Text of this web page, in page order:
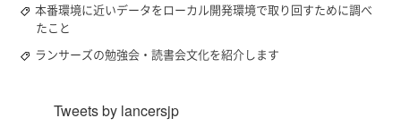
本番環境に近いデータをローカル開発環境で取り回すために調べ
たこと
ランサーズの勉強会・読書会文化を紹介します
Tweets by lancersjp